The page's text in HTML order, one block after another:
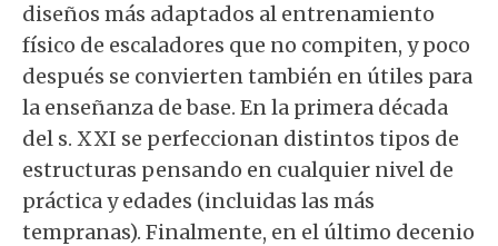
diseños más adaptados al entrenamiento
físico de escaladores que no compiten, y poco
después se convierten también en útiles para
la enseñanza de base. En la primera década
del s. XXI se perfeccionan distintos tipos de
estructuras pensando en cualquier nivel de
práctica y edades (incluidas las más
tempranas). Finalmente, en el último decenio